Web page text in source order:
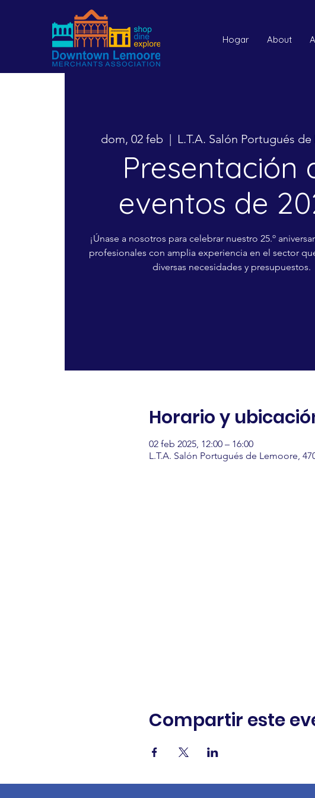
Hogar About
dom, 02 feb L.T.A. Salón Portugués
Presentación
eventos de
¡Únase a nosotros para celebrar nuestro 25.º
profesionales con amplia experiencia en el sector
diversas necesidades y presupuestos.
Horario y
02 feb 2025, 12:00 – 16:00
L.T.A. Salón Portugués de Lemoore,
Compartir este